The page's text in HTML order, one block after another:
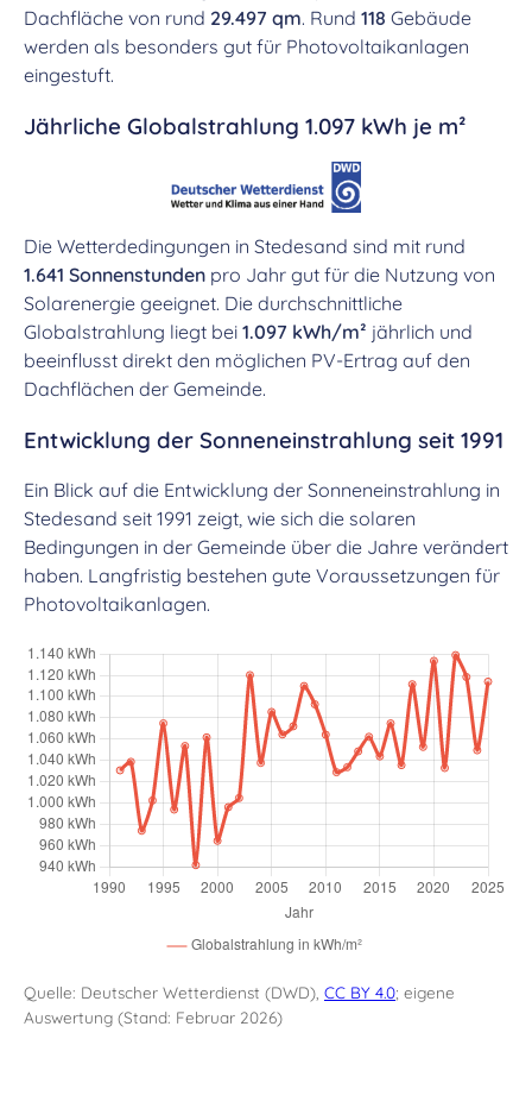
Dachfläche von rund 29.497 qm. Rund 118 Gebäude
werden als besonders gut für Photovoltaikanlagen
eingestuft.
Jährliche Globalstrahlung 1.097 kWh je m²
Die Wetterdedingungen in Stedesand sind mit rund
1.641 Sonnenstunden pro Jahr gut für die Nutzung von
Solarenergie geeignet. Die durchschnittliche
Globalstrahlung liegt bei 1.097 kWh/m² jährlich und
beeinflusst direkt den möglichen PV-Ertrag auf den
Dachflächen der Gemeinde.
Entwicklung der Sonneneinstrahlung seit 1991
Ein Blick auf die Entwicklung der Sonneneinstrahlung in
Stedesand seit 1991 zeigt, wie sich die solaren
Bedingungen in der Gemeinde über die Jahre verändert
haben. Langfristig bestehen gute Voraussetzungen für
Photovoltaikanlagen.
Quelle: Deutscher Wetterdienst (DWD), CC BY 4.0; eigene
Auswertung (Stand: Februar 2026)